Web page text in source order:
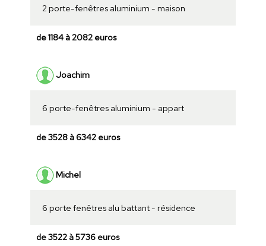
2 porte-fenêtres aluminium - maison
de 1184 à 2082 euros
Joachim
6 porte-fenêtres aluminium - appart
de 3528 à 6342 euros
Michel
6 porte fenêtres alu battant - résidence
de 3522 à 5736 euros